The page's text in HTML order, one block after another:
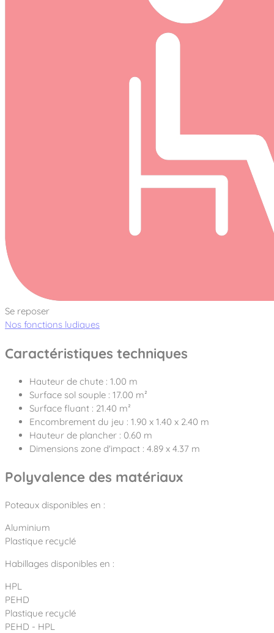
Se reposer
Nos fonctions ludiques
Caractéristiques techniques
Hauteur de chute : 1.00 m
Surface sol souple : 17.00 m²
Surface fluant : 21.40 m²
Encombrement du jeu : 1.90 x 1.40 x 2.40 m
Hauteur de plancher : 0.60 m
Dimensions zone d'impact : 4.89 x 4.37 m
Polyvalence des matériaux
Poteaux disponibles en :
Aluminium
Plastique recyclé
Habillages disponibles en :
HPL
PEHD
Plastique recyclé
PEHD - HPL